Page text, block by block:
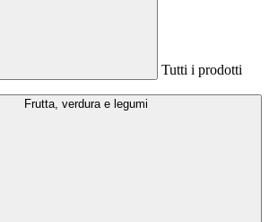
Tutti i prodotti
Frutta, verdura e legumi